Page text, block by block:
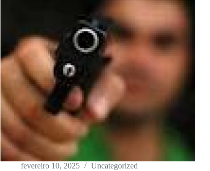
fevereiro 10, 2025 Uncategorized